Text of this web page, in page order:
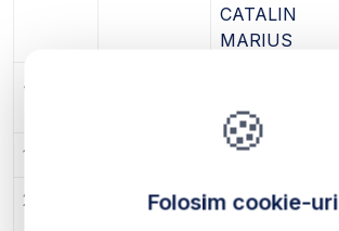
CATALIN
MARIUS
408955
ANISOARA
149672 IACOB VIOREL
214613 Asistent PF
LAZAR
🍪
Folosim cookie-uri